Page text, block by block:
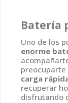
Batería
Uno de los
enorme
preocuparte
carga
recuperar
disfrutando